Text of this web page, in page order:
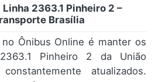
2363.1 Pinheiro 2 –
Brasília
Ônibus Online é manter os
Pinheiro 2 da União
atualizados.